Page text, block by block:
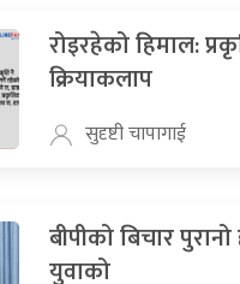
रोइरहेको हिमाल:
क्रियाकलाप
सुदृष्टी चापागाई
बीपीको बिचार
युवाको